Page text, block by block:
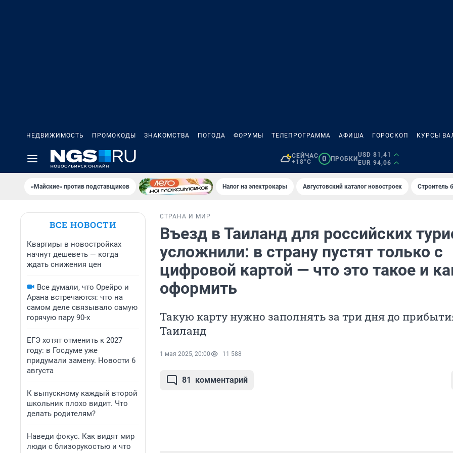
НЕДВИЖИМОСТЬ ПРОМОКОДЫ ЗНАКОМСТВА ПОГОДА ФОРУМЫ ТЕЛЕПРОГРАММА АФИША ГОРОСКОП КУРСЫ
СЕЙЧАС
+18°C
0 ПРОБКИ
USD 81,41
EUR 94,06
«Майские» против подставщиков Налог на электрокары Августовский каталог новостроек Строитель
ВСЕ НОВОСТИ
Квартиры в новостройках
начнут дешеветь — когда
ждать снижения цен
Все думали, что Орейро и
Арана встречаются: что на
самом деле связывало самую
горячую пару 90-х
ЕГЭ хотят отменить к 2027
году: в Госдуме уже
придумали замену. Новости 6
августа
К выпускному каждый второй
школьник плохо видит. Что
делать родителям?
Наведи фокус. Как видят мир
люди с близорукостью и что
СТРАНА И МИР
Въезд в Таиланд для российских
усложнили: в страну пустят только с
цифровой картой — что это такое и
оформить
Такую карту нужно заполнять за три дня до
Таиланд
1 мая 2025, 20:00 11 588
81 комментарий